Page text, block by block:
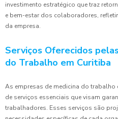
investimento estratégico que traz
e bem-estar dos colaboradores,
da empresa.
Serviços Oferecidos
do Trabalho em Curitiba
As empresas de medicina do trabalho
de serviços essenciais que visam
trabalhadores. Esses serviços são